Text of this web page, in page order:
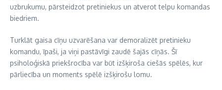
uzbrukumu, pārsteidzot pretiniekus un atverot telpu komandas
biedriem.
Turklāt gaisa cīņu uzvarēšana var demoralizēt pretinieku
komandu, īpaši, ja viņi pastāvīgi zaudē šajās cīņās. Šī
psiholoģiskā priekšrocība var būt izšķiroša ciešās spēlēs, kur
pārliecība un moments spēlē izšķirošu lomu.